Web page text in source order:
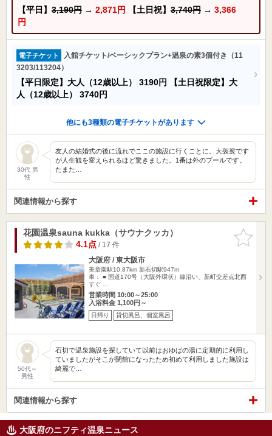
【平日】 3,190円 → 2,871円 【土日祝】 3,740円 → 3,366
円
電子チケット
入館チケット/ベーシックプラン+温泉の素3個付き（11
3203/113204）
【平日限定】大人（12歳以上） 3190円
【土日祝限定】大
人（12歳以上） 3740円
他にも3種類の電子チケットがあります
30代 男
性
友人の結婚式の後に流れでここの施設に行くことに。大袈裟です
が人生観を変えられるほど驚きました。1番は外のプールです。
たまた…
関連情報から探す
お気に入
りに追加
花園温泉sauna kukka（サウナクッカ）
4.1点/ 17 件
大阪府 / 東大阪市
美章園駅10.87km 新石切駅947m
車： ■ 国道170号（大阪外環状）線沿い、新町交差点北西
すぐ …
営業時間 10:00～25:00
入浴料金 1,100円～
日帰り 貸切風呂、個室風呂
50代～
男性
石切で温泉施設を探していて以前はおゆばの湯に定期的に利用し
ていましたがそこが閉館になったため初めて利用しました施設は
綺麗で…
関連情報から探す
大阪府のニフティ温泉ニュース